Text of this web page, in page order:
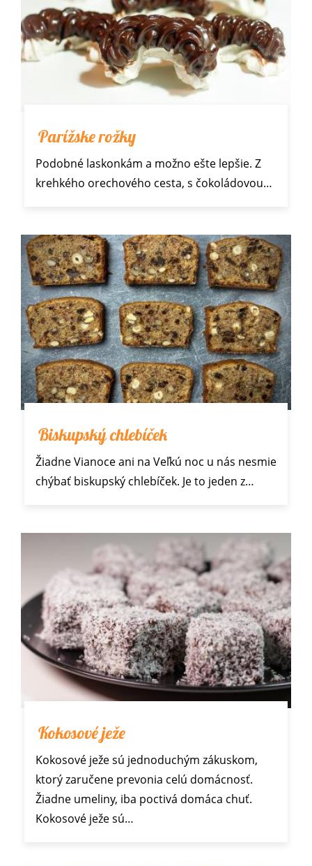
Parížske rožky
Podobné laskonkám a možno ešte lepšie. Z
krehkého orechového cesta, s čokoládovou…
Biskupský chlebíček
ŽiadneVianoceani na Veľkú noc u nás nesmie
chýbať biskupský chlebíček. Je to jeden z…
Kokosové ježe
Kokosové ježe sú jednoduchým zákuskom,
ktorý zaručene prevonia celú domácnosť.
Žiadne umeliny, iba poctivá domáca chuť.
Kokosové ježe sú…